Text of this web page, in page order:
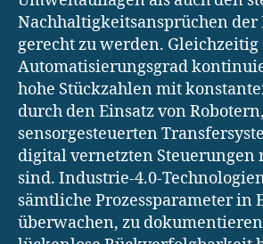
Nachhaltigkeitsansprüchen
gerecht zu werden. Gleichzeitig
Automatisierungsgrad
hohe Stückzahlen mit
durch den Einsatz von Robotern,
sensorgesteuerten
digital vernetzten Steuerungen
sind. Industrie-4.0-
sämtliche Prozessparameter in
überwachen, zu